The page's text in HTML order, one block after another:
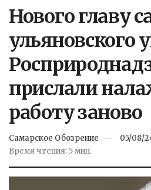
Нового главу
ульяновского
прислали
работу заново
Самарское Обозрение
05/08/
Время чтения: 5 мин.